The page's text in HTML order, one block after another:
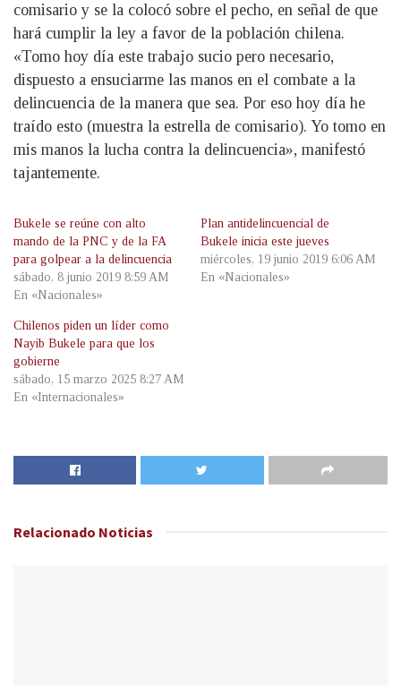
comisario y se la colocó sobre el pecho, en señal de que
hará cumplir la ley a favor de la población chilena.
«Tomo hoy día este trabajo sucio pero necesario,
dispuesto a ensuciarme las manos en el combate a la
delincuencia de la manera que sea. Por eso hoy día he
traído esto (muestra la estrella de comisario). Yo tomo en
mis manos la lucha contra la delincuencia», manifestó
tajantemente.
Bukele se reúne con alto
mando de la PNC y de la FA
para golpear a la delincuencia
sábado, 8 junio 2019 8:59 AM
En «Nacionales»
Plan antidelincuencial de
Bukele inicia este jueves
miércoles, 19 junio 2019 6:06 AM
En «Nacionales»
Chilenos piden un líder como
Nayib Bukele para que los
gobierne
sábado, 15 marzo 2025 8:27 AM
En «Internacionales»
Relacionado Noticias